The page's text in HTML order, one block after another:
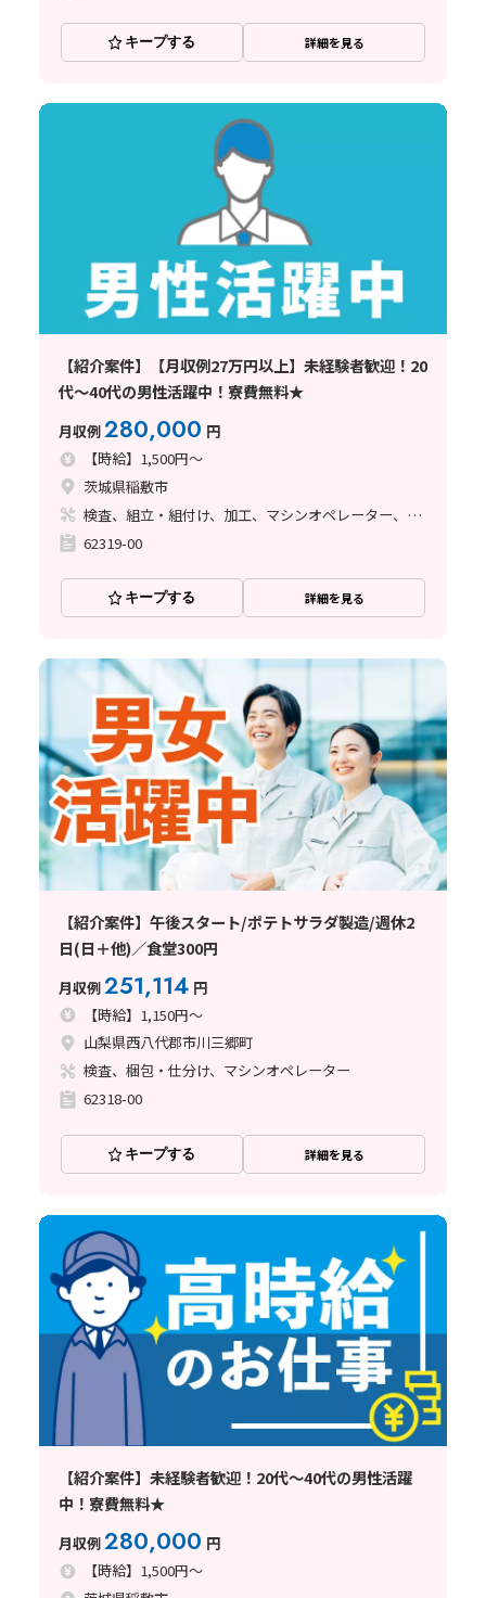
キープする 詳細を見る
【紹介案件】【月収例27万円以上】未経験者歓迎！20
代～40代の男性活躍中！寮費無料★
月収例280,000 円
【時給】1,500円～
茨城県稲敷市
検査、組立・組付け、加工、マシンオペレーター、溶接、塗装
62319-00
キープする 詳細を見る
【紹介案件】午後スタート/ポテトサラダ製造/週休2
日(日＋他)／食堂300円
月収例251,114 円
【時給】1,150円～
山梨県西八代郡市川三郷町
検査、梱包・仕分け、マシンオペレーター
62318-00
キープする 詳細を見る
【紹介案件】未経験者歓迎！20代～40代の男性活躍
中！寮費無料★
月収例280,000 円
【時給】1,500円～